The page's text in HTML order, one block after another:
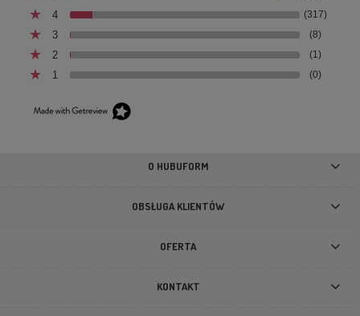
Sheep Line Junior 12cm
4 (317)
3 (8)
2 (1)
1 (0)
O HUBUFORM
OBSŁUGA KLIENTÓW
OFERTA
KONTAKT